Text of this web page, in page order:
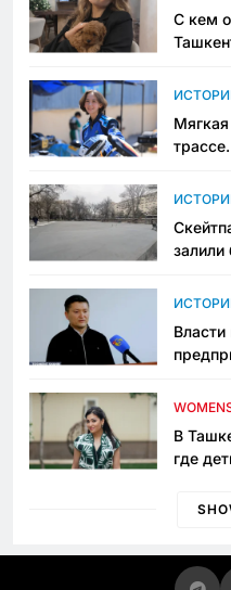
С кем
залили
В
где